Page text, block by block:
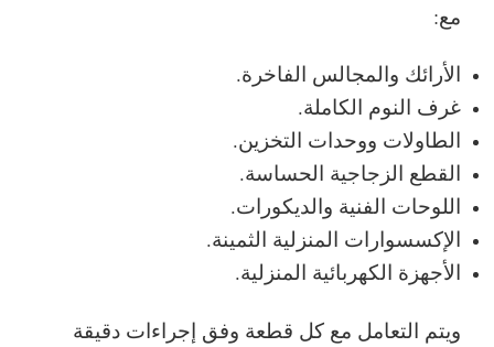
مع:
الأرائك والمجالس الفاخرة.
غرف النوم الكاملة.
الطاولات ووحدات التخزين.
القطع الزجاجية الحساسة.
اللوحات الفنية والديكورات.
الإكسسوارات المنزلية الثمينة.
الأجهزة الكهربائية المنزلية.
ويتم التعامل مع كل قطعة وفق إجراءات دقيقة